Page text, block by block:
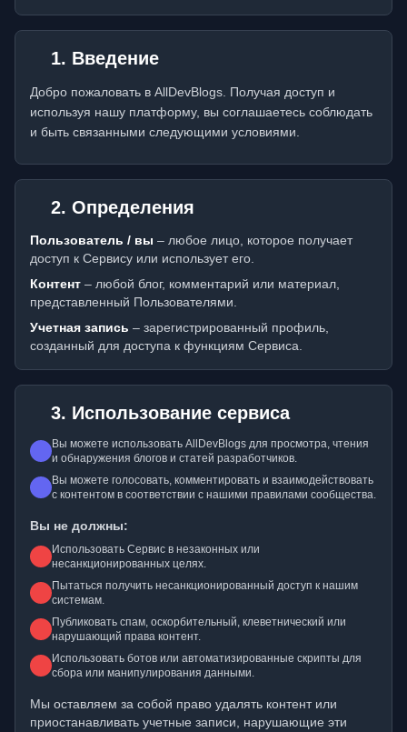
1. Введение
Добро пожаловать в AllDevBlogs. Получая доступ и
используя нашу платформу, вы соглашаетесь соблюдать
и быть связанными следующими условиями.
2. Определения
Пользователь / вы – любое лицо, которое получает
доступ к Сервису или использует его.
Контент – любой блог, комментарий или материал,
представленный Пользователями.
Учетная запись – зарегистрированный профиль,
созданный для доступа к функциям Сервиса.
3. Использование сервиса
Вы можете использовать AllDevBlogs для просмотра, чтения
и обнаружения блогов и статей разработчиков.
Вы можете голосовать, комментировать и взаимодействовать
с контентом в соответствии с нашими правилами сообщества.
Вы не должны:
Использовать Сервис в незаконных или
несанкционированных целях.
Пытаться получить несанкционированный доступ к нашим
системам.
Публиковать спам, оскорбительный, клеветнический или
нарушающий права контент.
Использовать ботов или автоматизированные скрипты для
сбора или манипулирования данными.
Мы оставляем за собой право удалять контент или
приостанавливать учетные записи, нарушающие эти